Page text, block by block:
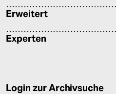
Erweitert
Experten
Login zur Archivsuche